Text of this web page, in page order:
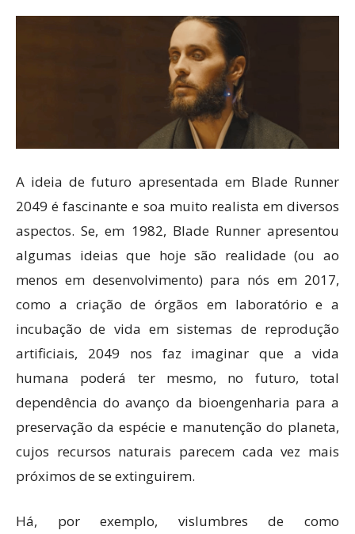
A ideia de futuro apresentada em Blade Runner
2049 é fascinante e soa muito realista em diversos
aspectos. Se, em 1982, Blade Runner apresentou
algumas ideias que hoje são realidade (ou ao
menos em desenvolvimento) para nós em 2017,
como a criação de órgãos em laboratório e a
incubação de vida em sistemas de reprodução
artificiais, 2049 nos faz imaginar que a vida
humana poderá ter mesmo, no futuro, total
dependência do avanço da bioengenharia para a
preservação da espécie e manutenção do planeta,
cujos recursos naturais parecem cada vez mais
próximos de se extinguirem.
Há, por exemplo, vislumbres de como